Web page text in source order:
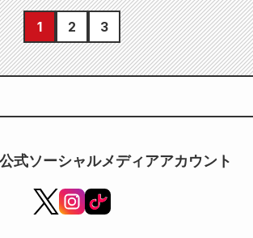
1 2 3
式ソーシャルメディアアカウント